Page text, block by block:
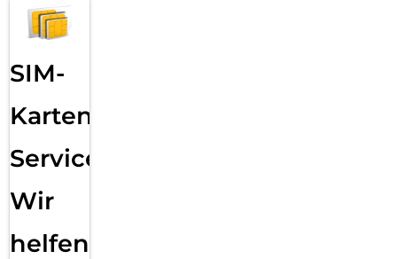
SIM-
Karten
Service:
Wir
helfen